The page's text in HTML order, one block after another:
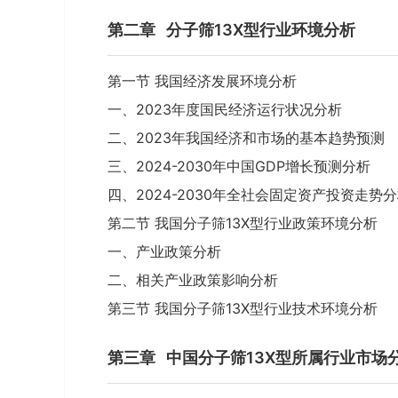
第二章 分子筛13X型行业环境分析
第一节 我国经济发展环境分析
一、2023年度国民经济运行状况分析
二、2023年我国经济和市场的基本趋势预测
三、2024-2030年中国GDP增长预测分析
四、2024-2030年全社会固定资产投资走势
第二节 我国分子筛13X型行业政策环境分析
一、产业政策分析
二、相关产业政策影响分析
第三节 我国分子筛13X型行业技术环境分析
第三章 中国分子筛13X型所属行业市场